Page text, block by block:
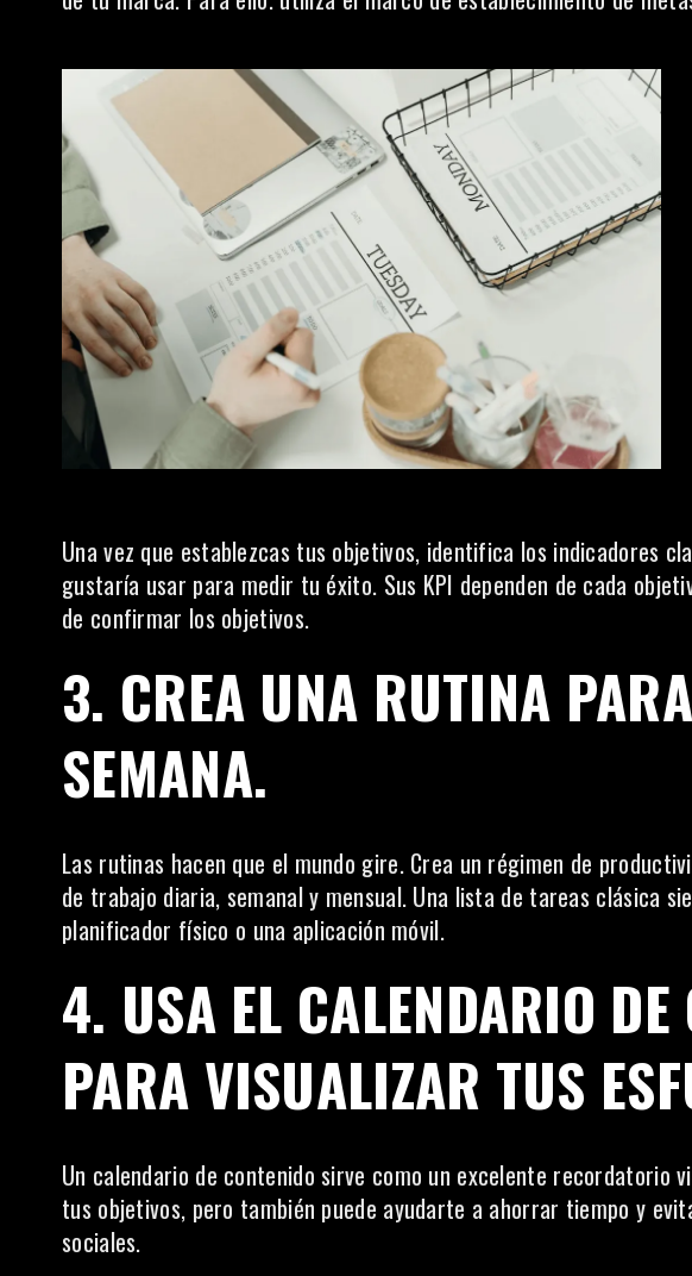
Una vez que establezcas tus objetivos, identifica los indicadores
gustaría usar para medir tu éxito. Sus KPI dependen de cada
de confirmar los objetivos.
3. CREA UNA RUTINA
SEMANA.
Las rutinas hacen que el mundo gire. Crea un régimen de
de trabajo diaria, semanal y mensual. Una lista de tareas clásica
planificador físico o una aplicación móvil.
4. USA EL CALENDARIO DE
PARA VISUALIZAR TUS
Un calendario de contenido sirve como un excelente recordatorio
tus objetivos, pero también puede ayudarte a ahorrar tiempo y
sociales.